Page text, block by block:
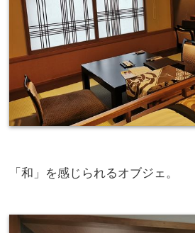
「和」を感じられるオブジェ。